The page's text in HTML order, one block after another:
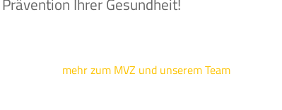
mehr zum MVZ und unserem Team